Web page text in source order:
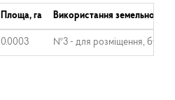
Площа, га Використання земельної
0.0003 №3 - для розміщення,